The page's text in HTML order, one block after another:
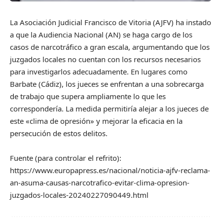
La Asociación Judicial Francisco de Vitoria (AJFV) ha instado
a que la Audiencia Nacional (AN) se haga cargo de los
casos de narcotráfico a gran escala, argumentando que los
juzgados locales no cuentan con los recursos necesarios
para investigarlos adecuadamente. En lugares como
Barbate (Cádiz), los jueces se enfrentan a una sobrecarga
de trabajo que supera ampliamente lo que les
correspondería. La medida permitiría alejar a los jueces de
este «clima de opresión» y mejorar la eficacia en la
persecución de estos delitos.
Fuente (para controlar el refrito):
https://www.europapress.es/nacional/noticia-ajfv-reclama-
an-asuma-causas-narcotrafico-evitar-clima-opresion-
juzgados-locales-20240227090449.html